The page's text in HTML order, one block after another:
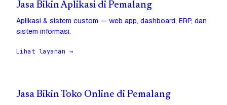
Jasa Bikin Aplikasi di Pemalang
Aplikasi & sistem custom — web app, dashboard, ERP, dan
sistem informasi.
Lihat layanan →
Jasa Bikin Toko Online di Pemalang